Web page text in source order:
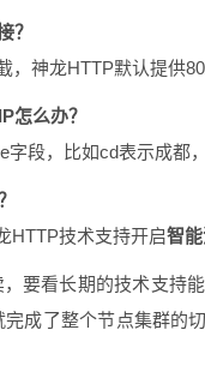
？
，神龙HTTP默认提供
怎么办？
段，比如cd表示成都
HTTP技术支持开启智
要看长期的技术支持
成了整个节点集群的切